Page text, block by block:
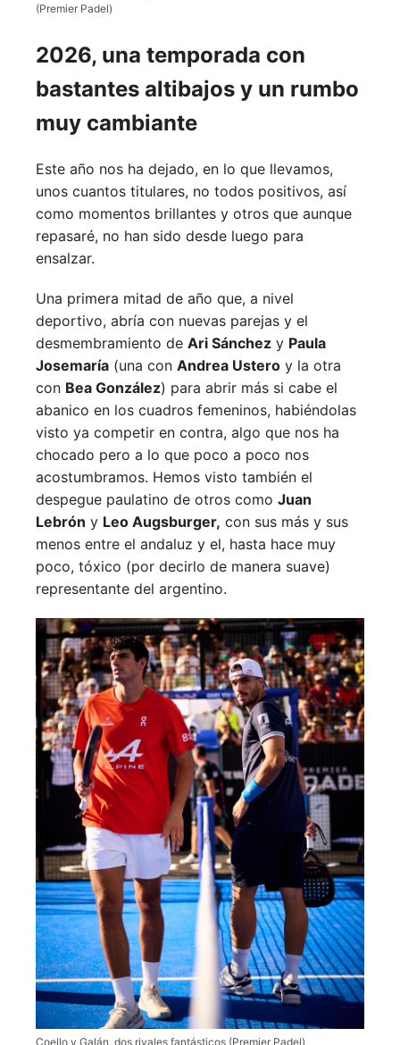
(Premier Padel)
2026, una temporada con
bastantes altibajos y un rumbo
muy cambiante
Este año nos ha dejado, en lo que llevamos,
unos cuantos titulares, no todos positivos, así
como momentos brillantes y otros que aunque
repasaré, no han sido desde luego para
ensalzar.
Una primera mitad de año que, a nivel
deportivo, abría con nuevas parejas y el
desmembramiento de Ari Sánchez y Paula
Josemaría (una con Andrea Ustero y la otra
con Bea González) para abrir más si cabe el
abanico en los cuadros femeninos, habiéndolas
visto ya competir en contra, algo que nos ha
chocado pero a lo que poco a poco nos
acostumbramos. Hemos visto también el
despegue paulatino de otros como Juan
Lebrón y Leo Augsburger, con sus más y sus
menos entre el andaluz y el, hasta hace muy
poco, tóxico (por decirlo de manera suave)
representante del argentino.
Coello y Galán, dos rivales fantásticos (Premier Padel)